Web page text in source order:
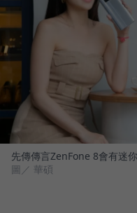
先傳傳言ZenFone 8會有迷
圖／ 華碩